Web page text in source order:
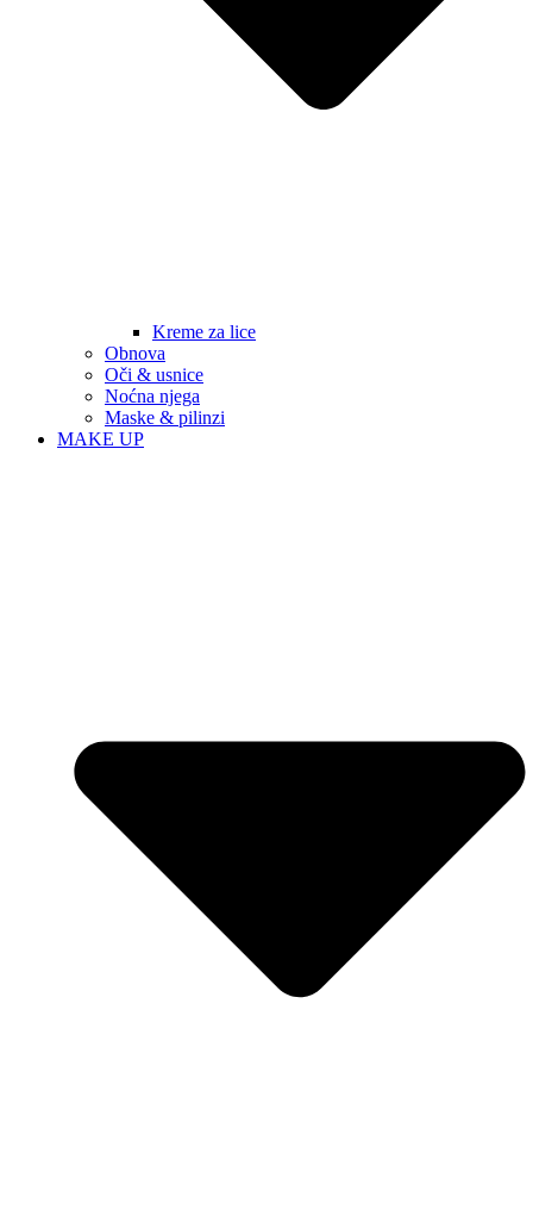
Kreme za lice
Obnova
Oči & usnice
Noćna njega
Maske & pilinzi
MAKE UP